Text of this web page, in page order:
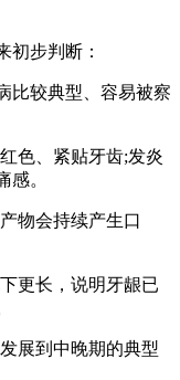
步判断：
较典型、容易被察
色、紧贴牙齿;发炎
感。
物会持续产生口
更长，说明牙龈已
展到中晚期的典型